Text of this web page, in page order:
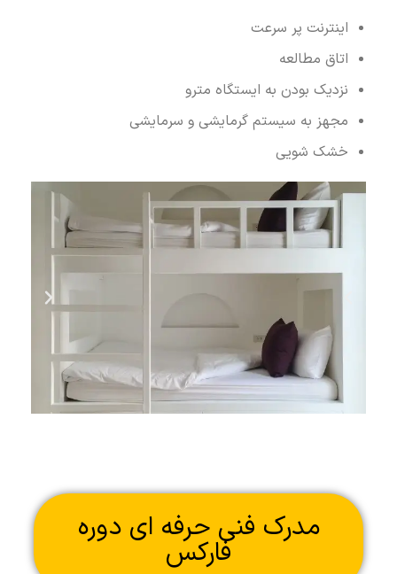
اینترنت پر سرعت
اتاق مطالعه
نزدیک بودن به ایستگاه مترو
مجهز به سیستم گرمایشی و سرمایشی
خشک شویی
مدرک فنی حرفه ای دوره
فارکس